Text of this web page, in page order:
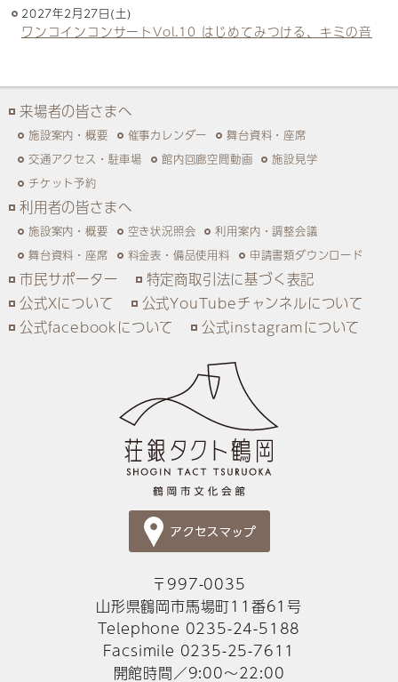
2027年2月27日(土)
ワンコインコンサートVol.10 はじめてみつける、キミの音
来場者の皆さまへ
施設案内・概要 催事カレンダー
舞台資料・座席
交通アクセス・駐車場
館内回廊空間動画
施設見学
チケット予約
利用者の皆さまへ
施設案内・概要 空き状況照会
利用案内・調整会議
舞台資料・座席
料金表・備品使用料 申請書類ダウンロード
市民サポーター
特定商取引法に基づく表記
公式Xについて
公式YouTubeチャンネルについて
公式facebookについて
公式instagramについて
〒997-0035
山形県鶴岡市馬場町11番61号
Telephone 0235-24-5188
Facsimile 0235-25-7611
開館時間／9:00～22:00